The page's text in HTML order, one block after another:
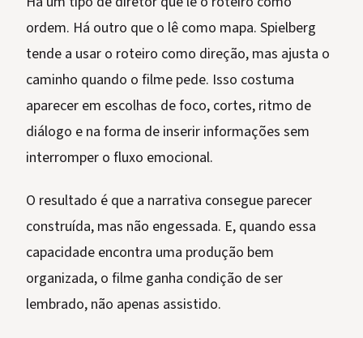
ordem. Há outro que o lê como mapa. Spielberg
tende a usar o roteiro como direção, mas ajusta o
caminho quando o filme pede. Isso costuma
aparecer em escolhas de foco, cortes, ritmo de
diálogo e na forma de inserir informações sem
interromper o fluxo emocional.
O resultado é que a narrativa consegue parecer
construída, mas não engessada. E, quando essa
capacidade encontra uma produção bem
organizada, o filme ganha condição de ser
lembrado, não apenas assistido.